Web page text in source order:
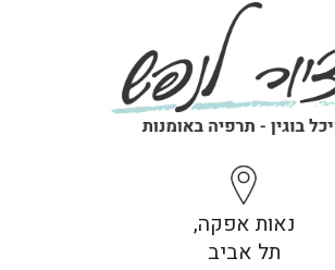
נאות אפקה,
תל אביב